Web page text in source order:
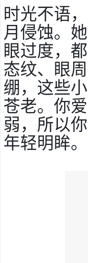
时光不语
月侵蚀。
眼过度，
态纹、眼
绷，这些
苍老。你
弱，所以
年轻明眸。